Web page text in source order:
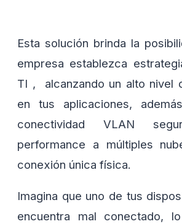
Esta solución brinda la
empresa establezca
TI , alcanzando un alto nivel
en tus aplicaciones,
conectividad VLAN
performance a múltiples
conexión única física.
Imagina que uno de tus
encuentra mal conectado,